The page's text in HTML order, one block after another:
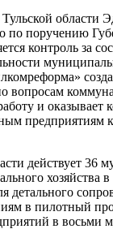
области
по поручению
контроль за
вопросам
и оказывает
предприятиям
действует 36
хозяйства в
детального
в пилотный
в восьми